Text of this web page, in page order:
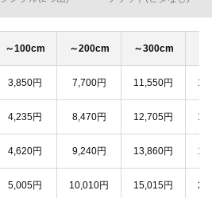
～100cm ～200cm ～300cm
3,850円 7,700円 11,550円
4,235円 8,470円 12,705円
4,620円 9,240円 13,860円
5,005円 10,010円 15,015円